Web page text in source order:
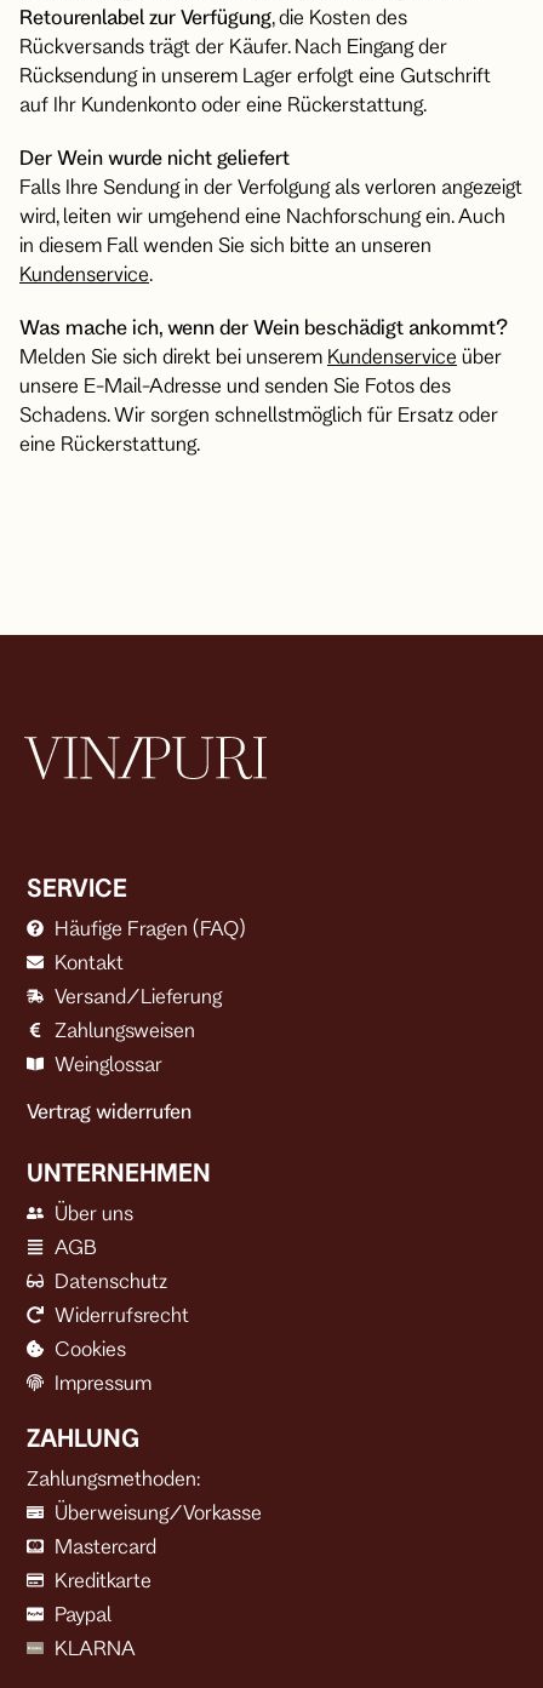
Retourenlabel zur Verfügung, die Kosten des
Rückversands trägt der Käufer. Nach Eingang der
Rücksendung in unserem Lager erfolgt eine Gutschrift
auf Ihr Kundenkonto oder eine Rückerstattung.
Der Wein wurde nicht geliefert
Falls Ihre Sendung in der Verfolgung als verloren angezeigt
wird, leiten wir umgehend eine Nachforschung ein. Auch
in diesem Fall wenden Sie sich bitte an unseren
Kundenservice.
Was mache ich, wenn der Wein beschädigt ankommt?
Melden Sie sich direkt bei unserem Kundenservice über
unsere E-Mail-Adresse und senden Sie Fotos des
Schadens. Wir sorgen schnellstmöglich für Ersatz oder
eine Rückerstattung.
SERVICE
Häufige Fragen (FAQ)
Kontakt
Versand/Lieferung
Zahlungsweisen
Weinglossar
Vertrag widerrufen
UNTERNEHMEN
Über uns
AGB
Datenschutz
Widerrufsrecht
Cookies
Impressum
ZAHLUNG
Zahlungsmethoden:
Überweisung/Vorkasse
Mastercard
Kreditkarte
Paypal
KLARNA